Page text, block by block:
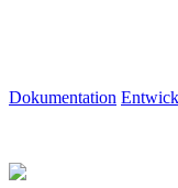
Dokumentation